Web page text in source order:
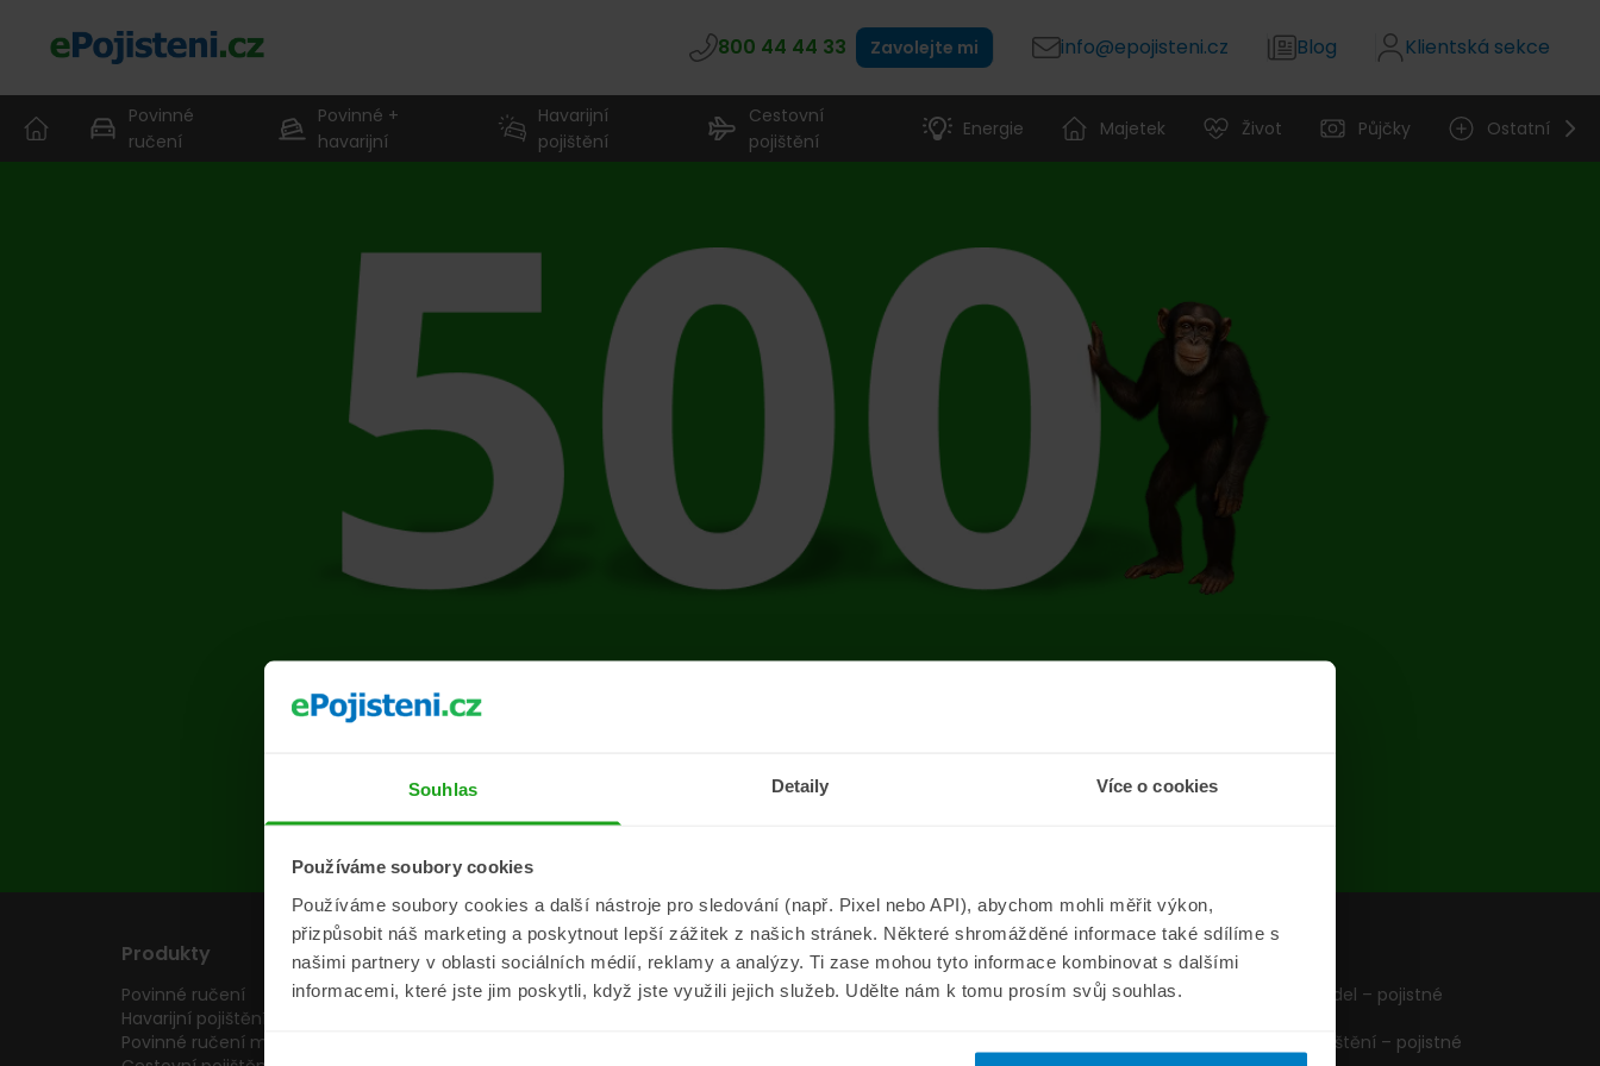
Souhlas Detaily Více o cookies
Používáme soubory cookies
Používáme soubory cookies a další nástroje pro sledování (např. Pixel nebo API), abychom mohli měřit výkon,
přizpůsobit náš marketing a poskytnout lepší zážitek z našich stránek. Některé shromážděné informace také sdílíme s
našimi partnery v oblasti sociálních médií, reklamy a analýzy. Ti zase mohou tyto informace kombinovat s dalšími
informacemi, které jste jim poskytli, když jste využili jejich služeb. Udělte nám k tomu prosím svůj souhlas.
800 44 44 33 Zavolejte mi info@epojisteni.cz Blog Klientská sekce
Povinné
ručení
Povinné +
havarijní
Havarijní
pojištění
Cestovní
pojištění
Energie Majetek Život Půjčky Ostatní
Na stránce se vyskytla chyba
Přejít na úvodní stránku
Produkty
Povinné ručení
Havarijní pojištění
Povinné ručení motocyklu
Pojišťovny
Pojišťovny
Informace
Aktuality
ePojisteni.cz
O nás
Formuláře
Pojištění vozidel – pojistné
Cestovní pojištění – pojistné